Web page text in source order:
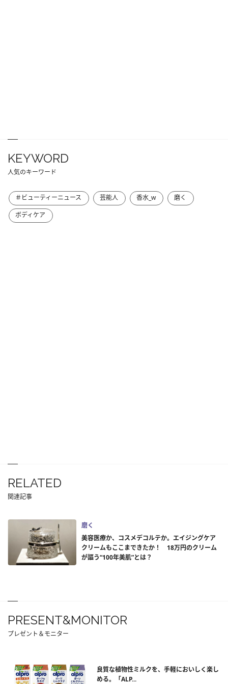
KEYWORD
人気のキーワード
＃ビューティーニュース 芸能人 香水_w
磨く
ボディケア
RELATED
関連記事
磨く
美容医療か、コスメデコルテか。エイジングケア
クリームもここまできたか！ 18万円のクリーム
が謳う“100年美肌”とは？
PRESENT&MONITOR
プレゼント＆モニター
良質な植物性ミルクを、手軽においしく楽し
める。「ALP...